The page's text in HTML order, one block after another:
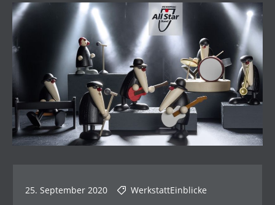
25. September 2020 WerkstattEinblicke